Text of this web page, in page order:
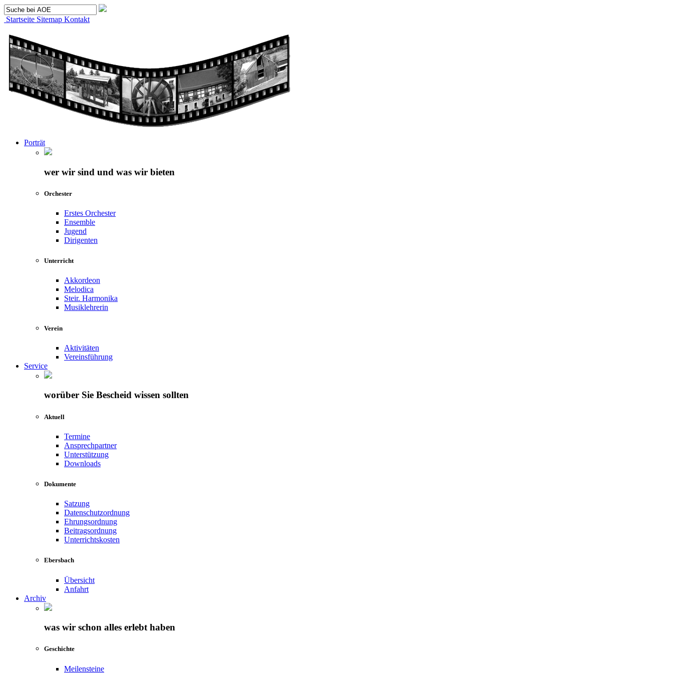
Startseite Sitemap Kontakt
Porträt
wer wir sind und was wir bieten
Orchester
Erstes Orchester
Ensemble
Jugend
Dirigenten
Unterricht
Akkordeon
Melodica
Steir. Harmonika
Musiklehrerin
Verein
Aktivitäten
Vereinsführung
Service
worüber Sie Bescheid wissen sollten
Aktuell
Termine
Ansprechpartner
Unterstützung
Downloads
Dokumente
Satzung
Datenschutzordnung
Ehrungsordnung
Beitragsordnung
Unterrichtskosten
Ebersbach
Übersicht
Anfahrt
Archiv
was wir schon alles erlebt haben
Geschichte
Meilensteine